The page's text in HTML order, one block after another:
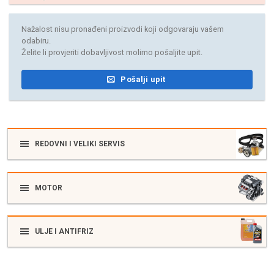
Nažalost nisu pronađeni proizvodi koji odgovaraju vašem
odabiru.
Želite li provjeriti dobavljivost molimo pošaljite upit.
Pošalji upit
REDOVNI I VELIKI SERVIS
MOTOR
ULJE I ANTIFRIZ